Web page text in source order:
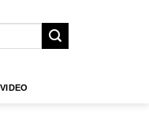
VIDEO